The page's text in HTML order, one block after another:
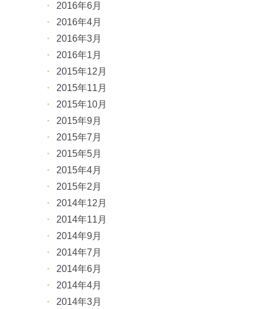
2016年6月
2016年4月
2016年3月
2016年1月
2015年12月
2015年11月
2015年10月
2015年9月
2015年7月
2015年5月
2015年4月
2015年2月
2014年12月
2014年11月
2014年9月
2014年7月
2014年6月
2014年4月
2014年3月